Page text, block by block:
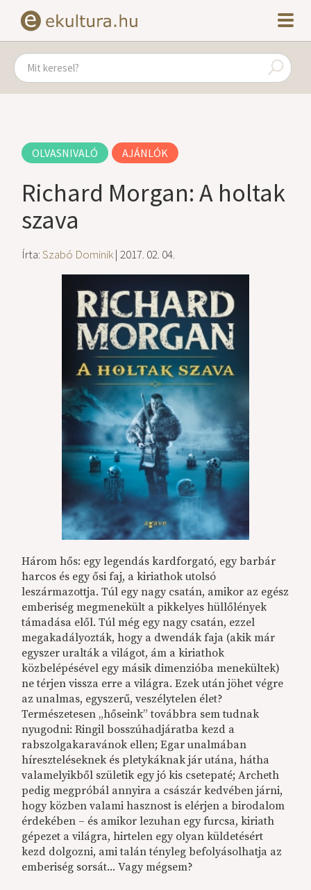
OLVASNIVALÓ AJÁNLÓK
Richard Morgan: A holtak
szava
Írta:Szabó Dominik| 2017. 02. 04.
Három hős: egy legendás kardforgató, egy barbár
harcos és egy ősi faj, a kiriathok utolsó
leszármazottja. Túl egy nagy csatán, amikor az egész
emberiség megmenekült a pikkelyes hüllőlények
támadása elől. Túl még egy nagy csatán, ezzel
megakadályozták, hogy a dwendák faja (akik már
egyszer uralták a világot, ám a kiriathok
közbelépésével egy másik dimenzióbamenekültek)
ne térjen vissza erre a világra. Ezek után jöhet végre
az unalmas, egyszerű, veszélytelen élet?
Természetesen „hőseink” továbbra sem tudnak
nyugodni: Ringil bosszúhadjáratba kezd a
rabszolgakaravánok ellen; Egar unalmában
híreszteléseknek és pletykáknak jár utána, hátha
valamelyikből születik egy jó kis csetepaté; Archeth
pedig megpróbál annyira a császár kedvében járni,
hogy közben valami hasznost is elérjen a birodalom
érdekében – és amikor lezuhan egy furcsa, kiriath
gépezet a világra, hirtelen egy olyan küldetésért
kezd dolgozni, ami talán tényleg befolyásolhatja az
emberiség sorsát... Vagy mégsem?